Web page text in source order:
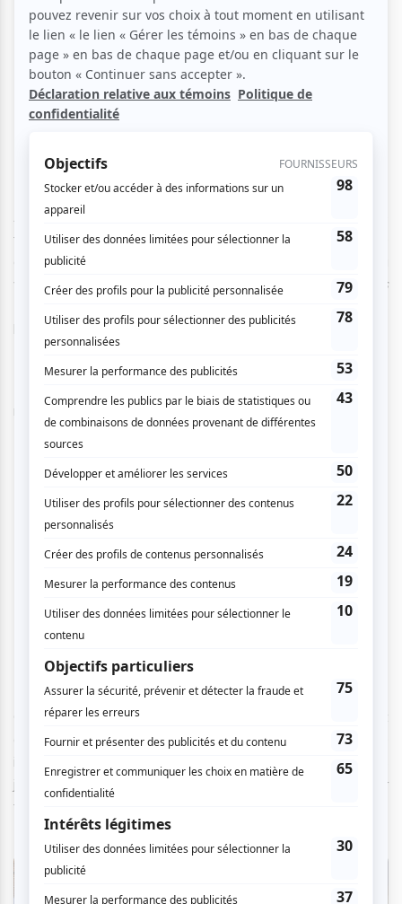
d'une quête personnelle et un magnifique legs pour
le public.
L'histoire d'un rendez-vous manqué... et
À l'origine de cette exposition se trouve une histoire
touchante, presque un chassé-croisé romanesque entre
deux continents. Originaire de France, Olivier Hernandez a
vu naître sa vocation d'astronome en lisant
Patience dans
les années 90 était clair : rencontrer Hubert Reeves.
raconte lui-même cette ironie du sort :
« Et quand je suis venu à Montréal, je me
suis dit, ah, je vais peut-être essayer de
le rencontrer. On s'est aperçu rapidement
qu'il était en France, en fait, depuis des
histoire de rendez-vous ratés entre nous.
Alors je ne voulais pas manquer celui-ci. »
Cette urgence et cette émotion personnelle se ressentent
dans chaque parcelle de l'exposition. C'est une rencontre
intime avec l'homme des étoiles, conçue pour que les
jeunes et tous ceux qui ne l'ont pas connu puissent à leur
tour le découvrir.